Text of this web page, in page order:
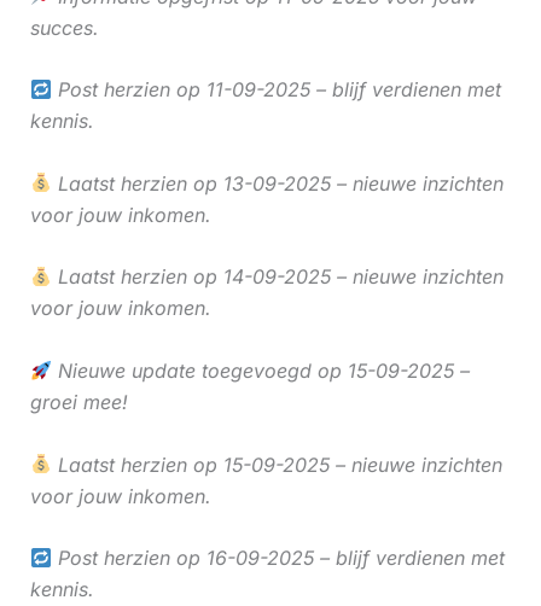
succes.
Post herzien op 11-09-2025 – blijf verdienen met
kennis.
Laatst herzien op 13-09-2025 – nieuwe inzichten
voor jouw inkomen.
Laatst herzien op 14-09-2025 – nieuwe inzichten
voor jouw inkomen.
Nieuwe update toegevoegd op 15-09-2025 –
groei mee!
Laatst herzien op 15-09-2025 – nieuwe inzichten
voor jouw inkomen.
Post herzien op 16-09-2025 – blijf verdienen met
kennis.